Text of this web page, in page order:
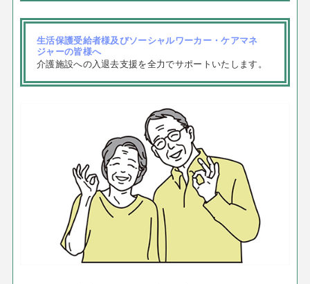
生活保護受給者様及びソーシャルワーカー・ケアマネ
ジャーの皆様へ
介護施設への入退去支援を全力でサポートいたします。